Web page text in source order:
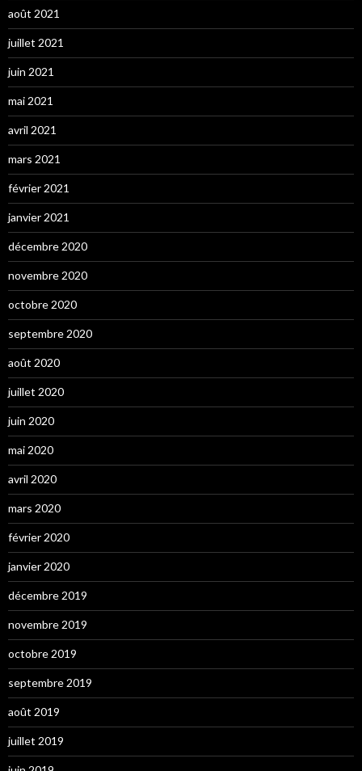
août 2021
juillet 2021
juin 2021
mai 2021
avril 2021
mars 2021
février 2021
janvier 2021
décembre 2020
novembre 2020
octobre 2020
septembre 2020
août 2020
juillet 2020
juin 2020
mai 2020
avril 2020
mars 2020
février 2020
janvier 2020
décembre 2019
novembre 2019
octobre 2019
septembre 2019
août 2019
juillet 2019